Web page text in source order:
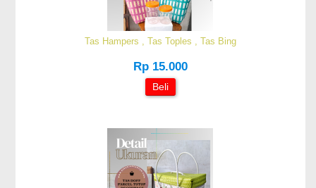
Tas Hampers , Tas Toples , Tas Bing
Rp 15.000
Beli